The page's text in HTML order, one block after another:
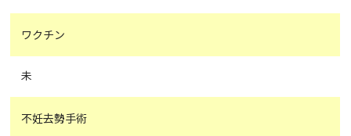
ワクチン
未
不妊去勢手術